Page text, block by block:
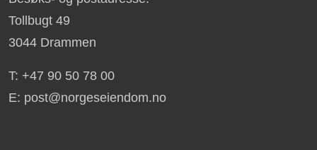
Tollbugt 49
3044 Drammen
T: +47 90 50 78 00
E: post@norgeseiendom.no